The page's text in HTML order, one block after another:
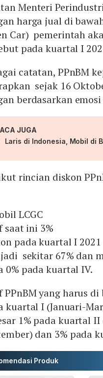
Menteri
harga jual di
Car) pemerintah
pada kuartal I
catatan, PPnBM
sejak 16
berdasarkan
JUGA
Laris di Indonesia, Mobil di
rincian diskon
LCGC
saat ini 3%
pada kuartal I
sekitar 67% dan
0% pada kuartal IV.
PPnBM yang harus
kuartal I (Januari-
1% pada kuartal
dan 3% pada
Produk